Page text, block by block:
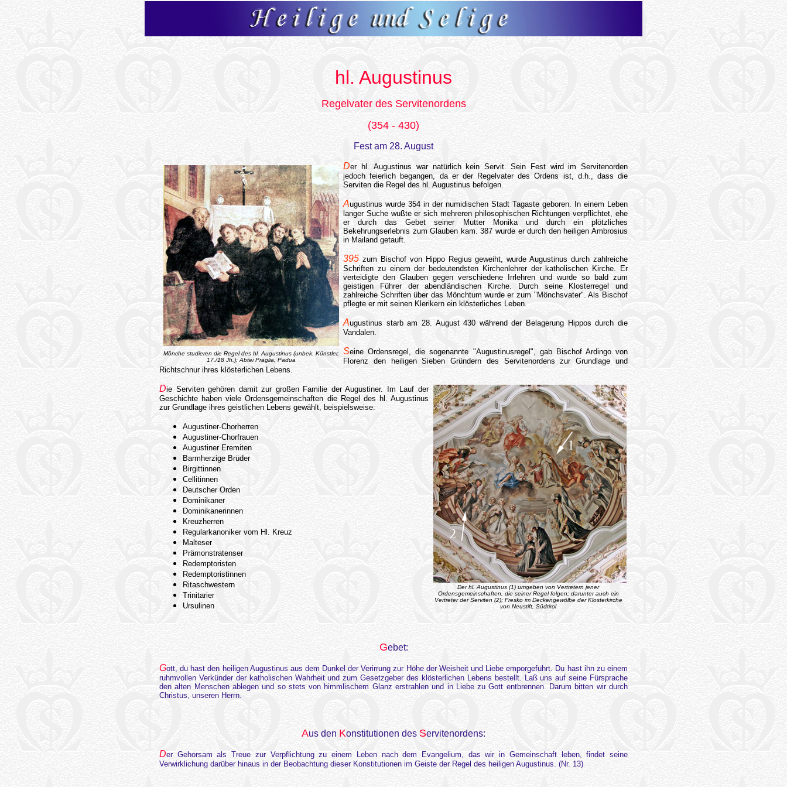
hl. Augustinus
Regelvater des Servitenordens
(354 - 430)
Fest am 28. August
Mönche studieren die Regel des hl. Augustinus (unbek. Künstler,
17./18 Jh.); Abtei Praglia, Padua
Der hl. Augustinus war natürlich kein Servit. Sein Fest wird im Servitenorden
jedoch feierlich begangen, da er der Regelvater des Ordens ist, d.h., dass die
Serviten die Regel des hl. Augustinus befolgen.
Augustinus wurde 354 in der numidischen Stadt Tagaste geboren. In einem Leben
langer Suche wußte er sich mehreren philosophischen Richtungen verpflichtet, ehe
er durch das Gebet seiner Mutter Monika und durch ein plötzliches
Bekehrungserlebnis zum Glauben kam. 387 wurde er durch den heiligen Ambrosius
in Mailand getauft.
395 zum Bischof von Hippo Regius geweiht, wurde Augustinus durch zahlreiche
Schriften zu einem der bedeutendsten Kirchenlehrer der katholischen Kirche. Er
verteidigte den Glauben gegen verschiedene Irrlehren und wurde so bald zum
geistigen Führer der abendländischen Kirche. Durch seine Klosterregel und
zahlreiche Schriften über das Mönchtum wurde er zum "Mönchsvater". Als Bischof
pflegte er mit seinen Klerikern ein klösterliches Leben.
Augustinus starb am 28. August 430 während der Belagerung Hippos durch die
Vandalen.
Seine Ordensregel, die sogenannte "Augustinusregel", gab Bischof Ardingo von
Florenz den heiligen Sieben Gründern des Servitenordens zur Grundlage und
Richtschnur ihres klösterlichen Lebens.
Der hl. Augustinus (1) umgeben von Vertretern jener
Ordensgemeinschaften, die seiner Regel folgen; darunter auch ein
Vertreter der Serviten (2); Fresko im Deckengewölbe der Klosterkirche
von Neustift, Südtirol
Die Serviten gehören damit zur großen Familie der Augustiner. Im Lauf der
Geschichte haben viele Ordensgemeinschaften die Regel des hl. Augustinus
zur Grundlage ihres geistlichen Lebens gewählt, beispielsweise:
Augustiner-Chorherren
Augustiner-Chorfrauen
Augustiner Eremiten
Barmherzige Brüder
Birgittinnen
Cellitinnen
Deutscher Orden
Dominikaner
Dominikanerinnen
Kreuzherren
Regularkanoniker vom Hl. Kreuz
Malteser
Prämonstratenser
Redemptoristen
Redemptoristinnen
Ritaschwestern
Trinitarier
Ursulinen
Gebet:
Gott, du hast den heiligen Augustinus aus dem Dunkel der Verirrung zur Höhe der Weisheit und Liebe emporgeführt. Du hast ihn zu einem
ruhmvollen Verkünder der katholischen Wahrheit und zum Gesetzgeber des klösterlichen Lebens bestellt. Laß uns auf seine Fürsprache
den alten Menschen ablegen und so stets von himmlischem Glanz erstrahlen und in Liebe zu Gott entbrennen. Darum bitten wir durch
Christus, unseren Herrn.
Aus den Konstitutionen des Servitenordens:
Der Gehorsam als Treue zur Verpflichtung zu einem Leben nach dem Evangelium, das wir in Gemeinschaft leben, findet seine
Verwirklichung darüber hinaus in der Beobachtung dieser Konstitutionen im Geiste der Regel des heiligen Augustinus. (Nr. 13)